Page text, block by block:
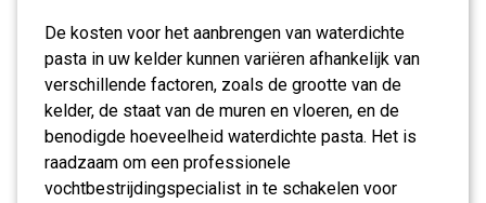
De kosten voor het aanbrengen van waterdichte
pasta in uw kelder kunnen variëren afhankelijk van
verschillende factoren, zoals de grootte van de
kelder, de staat van de muren en vloeren, en de
benodigde hoeveelheid waterdichte pasta. Het is
raadzaam om een professionele
vochtbestrijdingspecialist in te schakelen voor